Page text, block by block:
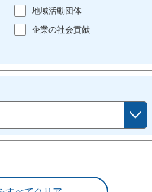
地域活動団体
企業の社会貢献